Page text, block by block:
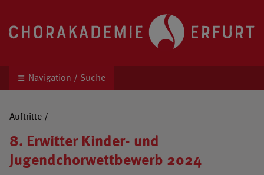
Navigation / Suche
Auftritte /
8. Erwitter Kinder- und
Jugendchorwettbewerb 2024